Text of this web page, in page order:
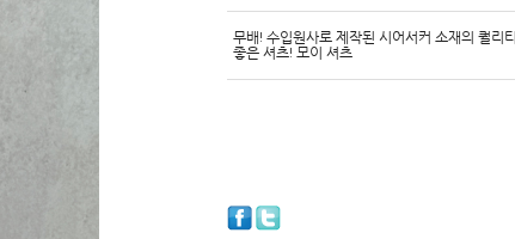
무배! 수입원사로 제작된 시어서커 소재의 퀄리티
좋은 셔츠! 모이 셔츠